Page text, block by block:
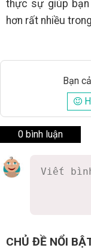
thực sự giúp
hơn rất nhiều
Bạn
0 bình luận
CHỦ ĐỀ NỔI